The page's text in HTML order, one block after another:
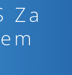
Za